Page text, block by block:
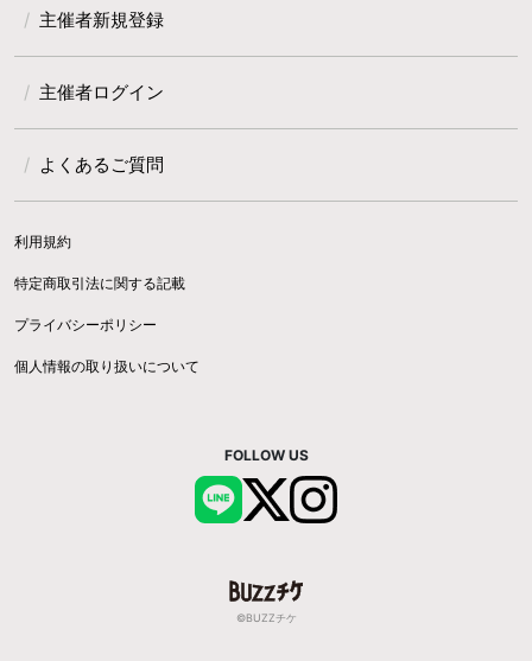
主催者新規登録
主催者ログイン
よくあるご質問
利用規約
特定商取引法に関する記載
プライバシーポリシー
個人情報の取り扱いについて
FOLLOW US
©BUZZチケ